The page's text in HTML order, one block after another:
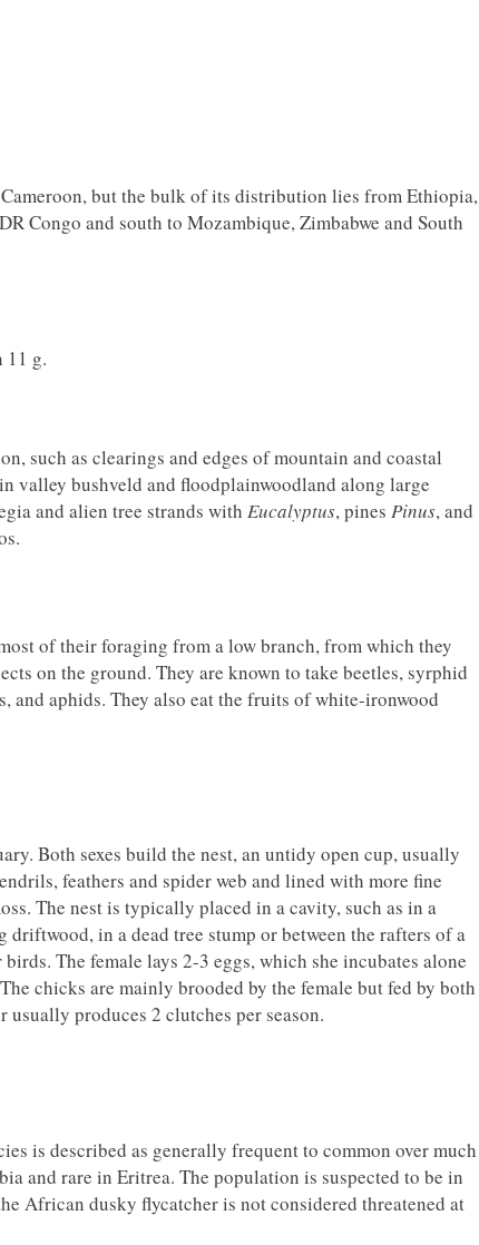
but the bulk of its distribution lies from Ethiopia,
Congo and south to Mozambique, Zimbabwe and South
11 g.
such as clearings and edges of mountain and coastal
valley bushveld and floodplainwoodland along large
and alien tree strands with Eucalyptus, pines Pinus, and
of their foraging from a low branch, from which they
on the ground. They are known to take beetles, syrphid
and aphids. They also eat the fruits of white-ironwood
Both sexes build the nest, an untidy open cup, usually
feathers and spider web and lined with more fine
The nest is typically placed in a cavity, such as in a
in a dead tree stump or between the rafters of a
The female lays 2-3 eggs, which she incubates alone
chicks are mainly brooded by the female but fed by both
produces 2 clutches per season.
is described as generally frequent to common over much
and rare in Eritrea. The population is suspected to be in
African dusky flycatcher is not considered threatened at